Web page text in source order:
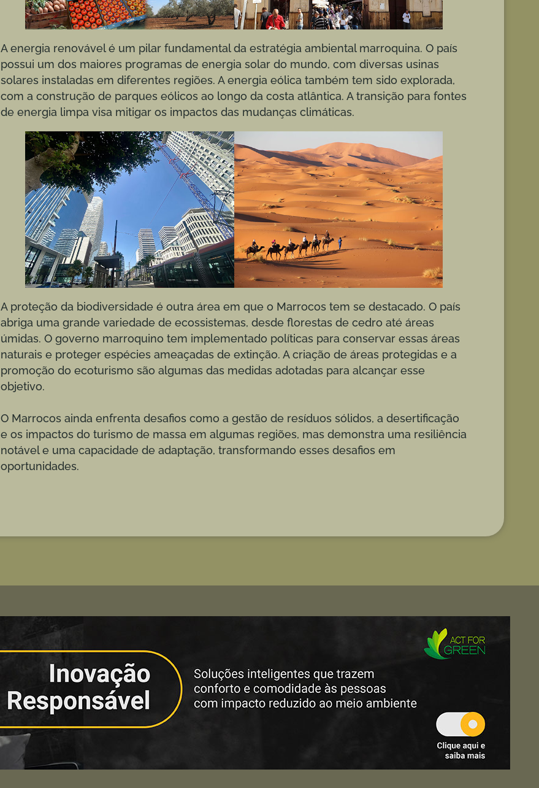
A energia renovável é um pilar fundamental da estratégia ambiental marroquina. O país
possui um dos maiores programas de energia solar do mundo, com diversas usinas
solares instaladas em diferentes regiões. A energia eólica também tem sido explorada,
com a construção de parques eólicos ao longo da costa atlântica. A transição para fontes
de energia limpa visa mitigar os impactos das mudanças climáticas.
A proteção da biodiversidade é outra área em que o Marrocos tem se destacado. O país
abriga uma grande variedade de ecossistemas, desde florestas de cedro até áreas
úmidas. O governo marroquino tem implementado políticas para conservar essas áreas
naturais e proteger espécies ameaçadas de extinção. A criação de áreas protegidas e a
promoção do ecoturismo são algumas das medidas adotadas para alcançar esse
objetivo.
O Marrocos ainda enfrenta desafios como a gestão de resíduos sólidos, a desertificação
e os impactos do turismo de massa em algumas regiões, mas demonstra uma resiliência
notável e uma capacidade de adaptação, transformando esses desafios em
oportunidades.